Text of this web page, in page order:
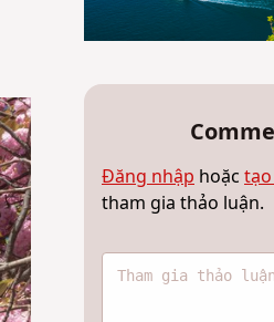
Đăng nhập hoặc
tham gia thảo luận.